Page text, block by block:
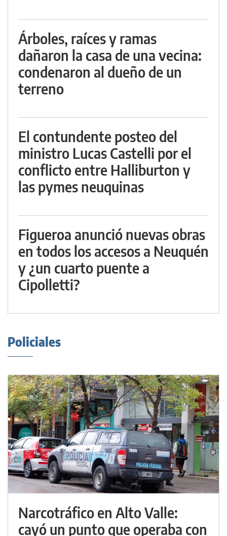
Árboles, raíces y ramas
dañaron la casa de una vecina:
condenaron al dueño de un
terreno
El contundente posteo del
ministro Lucas Castelli por el
conflicto entre Halliburton y
las pymes neuquinas
Figueroa anunció nuevas obras
en todos los accesos a Neuquén
y ¿un cuarto puente a
Cipolletti?
Policiales
Narcotráfico en Alto Valle:
cayó un punto que operaba con